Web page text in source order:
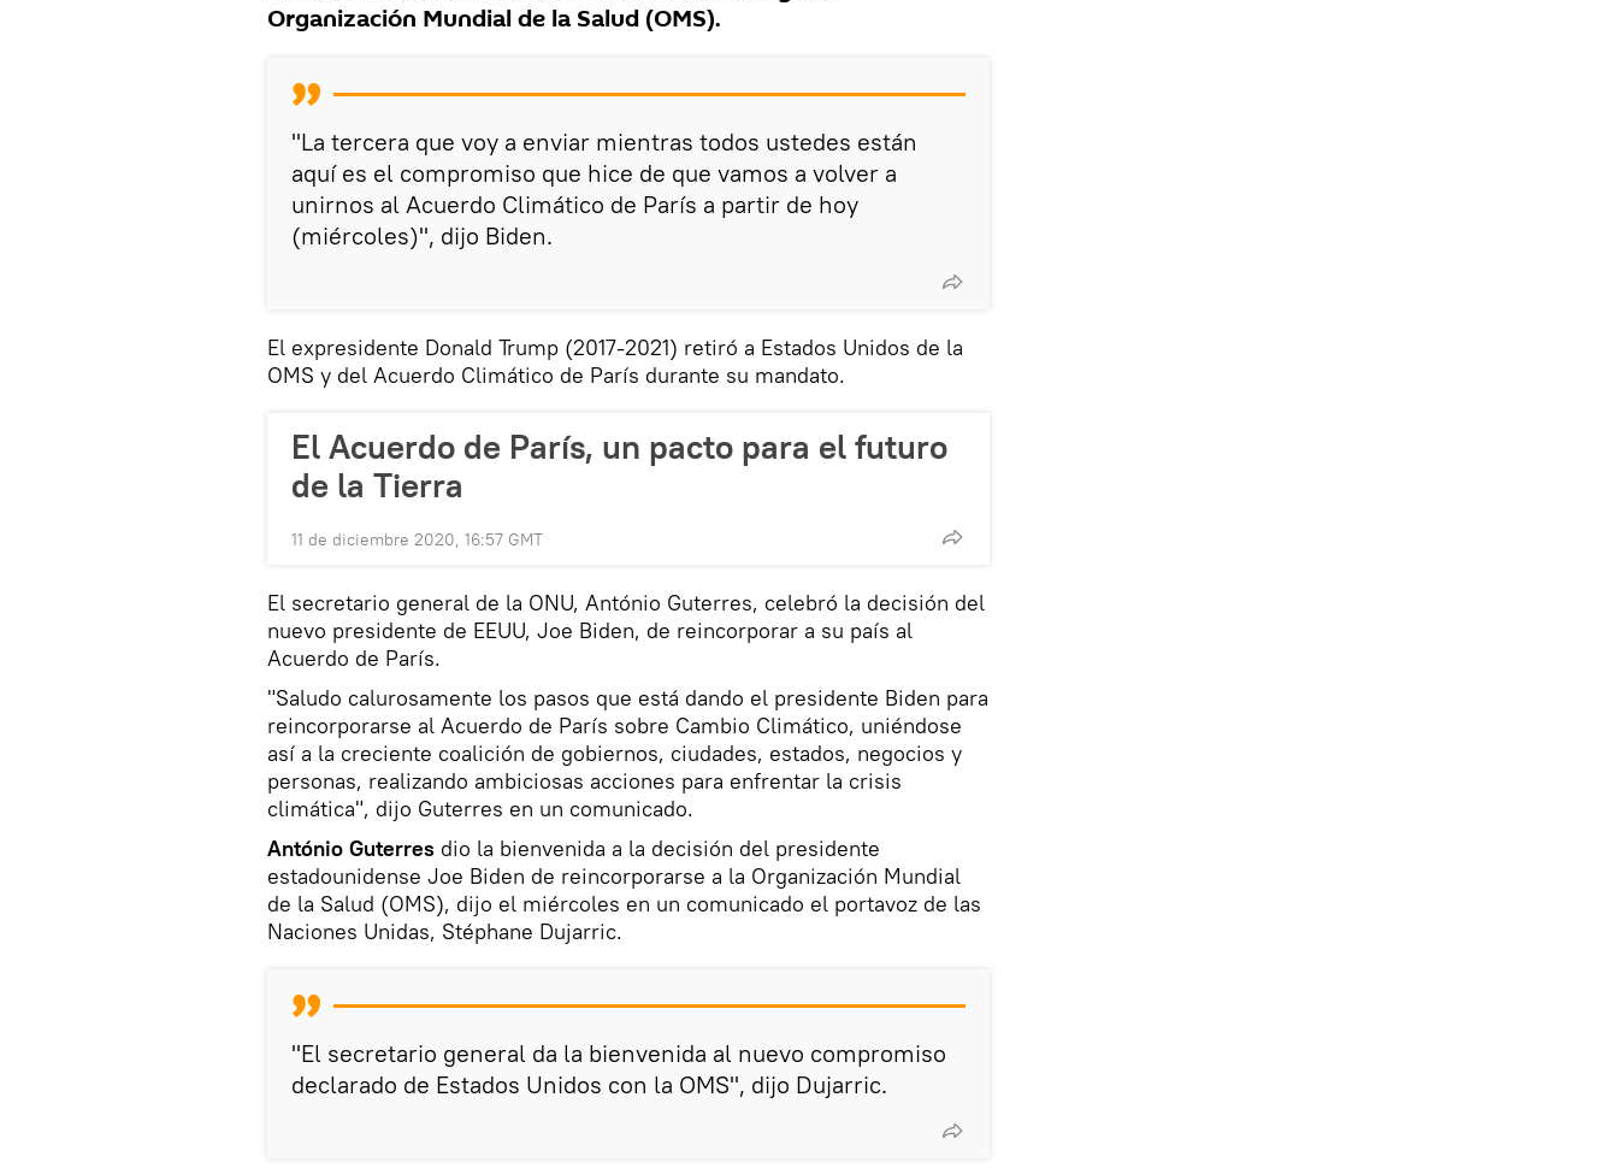
Organización Mundial de la Salud (OMS).
"La tercera que voy a enviar mientras todos ustedes están
aquí es el compromiso que hice de que vamos a volver a
unirnos al Acuerdo Climático de París a partir de hoy
(miércoles)", dijo Biden.
El expresidente Donald Trump (2017-2021) retiró a Estados Unidos de la
OMS y del Acuerdo Climático de París durante su mandato.
El Acuerdo de París, un pacto para el futuro
de la Tierra
11 de diciembre 2020, 16:57 GMT
El secretario general de la ONU, António Guterres, celebró la decisión del
nuevo presidente de EEUU, Joe Biden, de reincorporar a su país al
Acuerdo de París.
"Saludo calurosamente los pasos que está dando el presidente Biden para
reincorporarse al Acuerdo de París sobre Cambio Climático, uniéndose
así a la creciente coalición de gobiernos, ciudades, estados, negocios y
personas, realizando ambiciosas acciones para enfrentar la crisis
climática", dijo Guterres en un comunicado.
António Guterres dio la bienvenida a la decisión del presidente
estadounidense Joe Biden de reincorporarse a la Organización Mundial
de la Salud (OMS), dijo el miércoles en un comunicado el portavoz de las
Naciones Unidas, Stéphane Dujarric.
"El secretario general da la bienvenida al nuevo compromiso
declarado de Estados Unidos con la OMS", dijo Dujarric.